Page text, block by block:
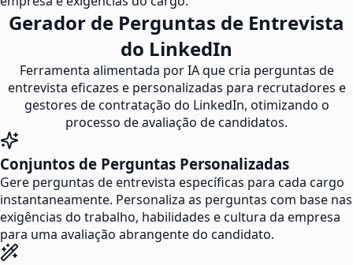
Gerador de Perguntas de Entrevista
do LinkedIn
Ferramenta alimentada por IA que cria perguntas de
entrevista eficazes e personalizadas para recrutadores e
gestores de contratação do LinkedIn, otimizando o
processo de avaliação de candidatos.
Conjuntos de Perguntas Personalizadas
Gere perguntas de entrevista específicas para cada cargo
instantaneamente. Personaliza as perguntas com base nas
exigências do trabalho, habilidades e cultura da empresa
para uma avaliação abrangente do candidato.